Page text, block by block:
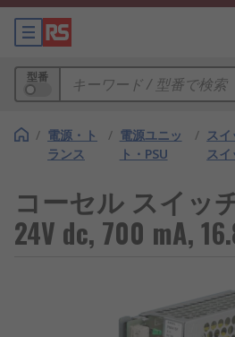
型番
/ 電源・ト
ランス
/ 電源ユニッ
ト・PSU
/ ス
ス
コーセル スイッ
24V dc, 700 mA,